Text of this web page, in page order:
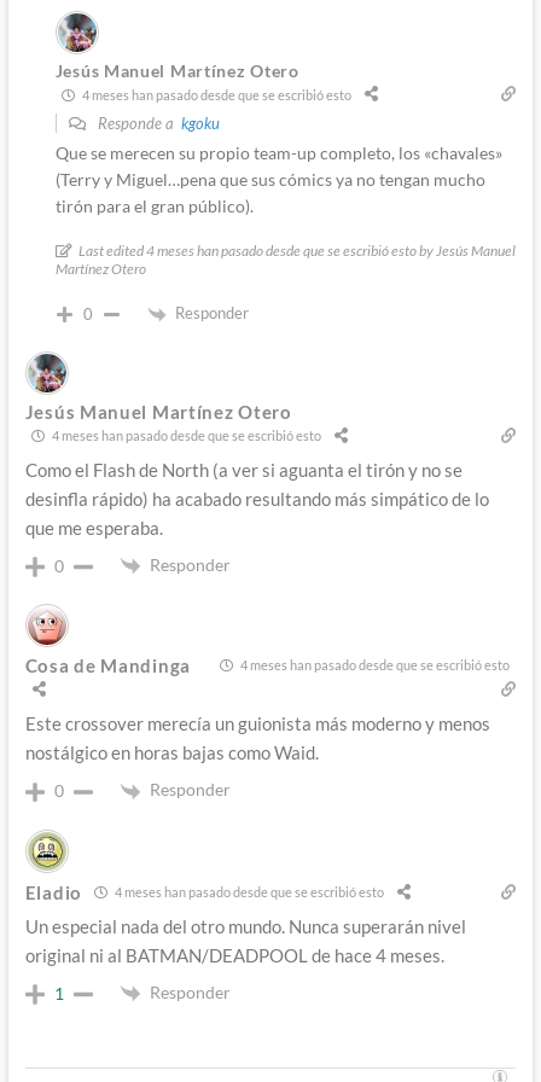
Jesús Manuel Martínez Otero
4 meses han pasado desde que se escribió esto
Responde a kgoku
Que se merecen su propio team-up completo, los «chavales»
(Terry y Miguel…pena que sus cómics ya no tengan mucho
tirón para el gran público).
Last edited 4 meses han pasado desde que se escribió esto by Jesús Manuel
Martínez Otero
0 Responder
Jesús Manuel Martínez Otero
4 meses han pasado desde que se escribió esto
Como el Flash de North (a ver si aguanta el tirón y no se
desinfla rápido) ha acabado resultando más simpático de lo
que me esperaba.
0 Responder
Cosa de Mandinga 4 meses han pasado desde que se escribió esto
Este crossover merecía un guionista más moderno y menos
nostálgico en horas bajas como Waid.
0 Responder
Eladio 4 meses han pasado desde que se escribió esto
Un especial nada del otro mundo. Nunca superarán nivel
original ni al BATMAN/DEADPOOL de hace 4 meses.
1 Responder